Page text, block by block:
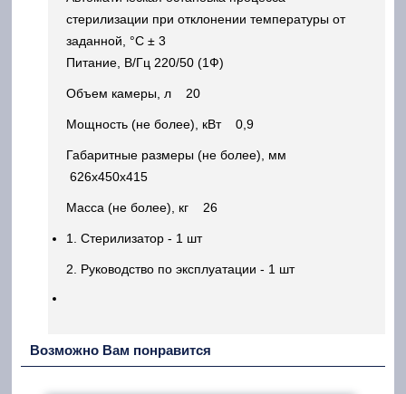
стерилизации при отклонении температуры от
заданной, °С ± 3
Питание, В/Гц 220/50 (1Ф)
Объем камеры, л 20
Мощность (не более), кВт 0,9
Габаритные размеры (не более), мм
626х450х415
Масса (не более), кг 26
1. Стерилизатор - 1 шт
2. Руководство по эксплуатации - 1 шт
Возможно Вам понравится